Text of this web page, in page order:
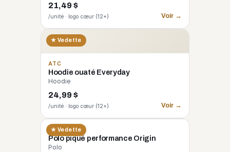
21,49 $
/unité · logo cœur (12+) Voir →
★ Vedette
ATC
Hoodie ouaté Everyday
Hoodie
24,99 $
/unité · logo cœur (12+) Voir →
★ Vedette
CORE 365
Polo piqué performance Origin
Polo